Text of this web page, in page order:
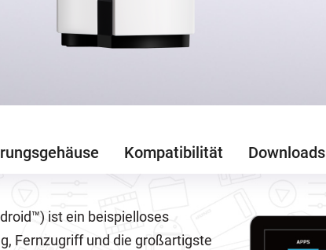
Kompatibilität Downloads
ist ein beispielloses
Fernzugriff und die großartigste